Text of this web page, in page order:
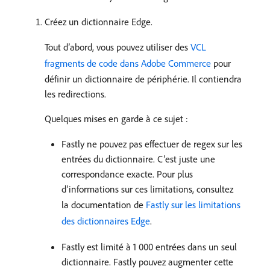
Créez un dictionnaire Edge.
Tout d’abord, vous pouvez utiliser des VCL
fragments de code dans Adobe Commerce pour
définir un dictionnaire de périphérie. Il contiendra
les redirections.
Quelques mises en garde à ce sujet :
Fastly ne pouvez pas effectuer de regex sur les
entrées du dictionnaire. C’est juste une
correspondance exacte. Pour plus
d’informations sur ces limitations, consultez
la documentation de Fastly sur les limitations
des dictionnaires Edge.
Fastly est limité à 1 000 entrées dans un seul
dictionnaire. Fastly pouvez augmenter cette